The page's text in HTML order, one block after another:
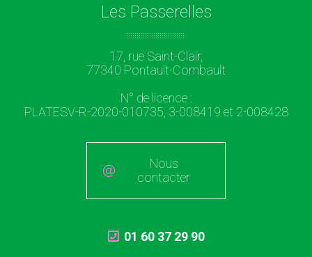
Les Passerelles
17, rue Saint-Clair,
77340 Pontault-Combault
N° de licence :
PLATESV-R-2020-010735, 3-008419 et 2-008428
Nous
contacter
01 60 37 29 90